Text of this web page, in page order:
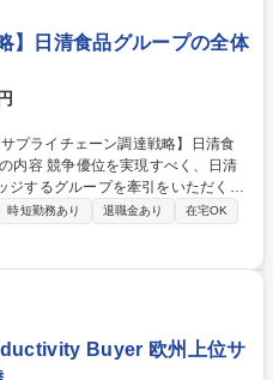
部門にて、30社前後の担当取引先
ョンを取り、高品質なモノづくりに
】日清食品グループの全体
ジするグループを牽引をいただくポ
調達の共同化戦略の企画･推進 ■他
調達戦略の企画･推進 ■サプライ
略の企画･実行 ■ESG視点を取り入
推進 ■物流分野におけるグループ
化・分析による戦略立案 等 募集
日清食品グループの全体の調達最適
時短勤務あり 退職金あり
在宅OK
Buyer 欧州上位サ